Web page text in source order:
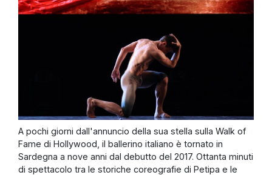
A pochi giorni dall'annuncio della sua stella sulla Walk of
Fame di Hollywood, il ballerino italiano è tornato in
Sardegna a nove anni dal debutto del 2017. Ottanta minuti
di spettacolo tra le storiche coreografie di Petipa e le